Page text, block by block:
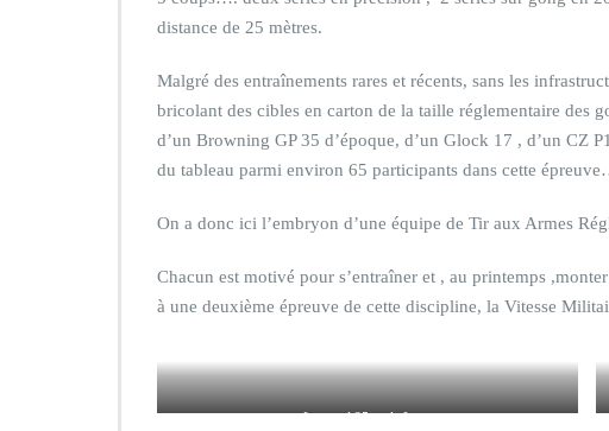
distance de 25 mètres.
Malgré des entraînements rares et récents, sans les
bricolant des cibles en carton de la taille réglementaire des
d’un Browning GP 35 d’époque, d’un Glock 17 , d’un CZ
du tableau parmi environ 65 participants dans cette
On a donc ici l’embryon d’une équipe de Tir aux Armes
Chacun est motivé pour s’entraîner et , au printemps
à une deuxième épreuve de cette discipline, la Vitesse
Le stand 25 m de Lons